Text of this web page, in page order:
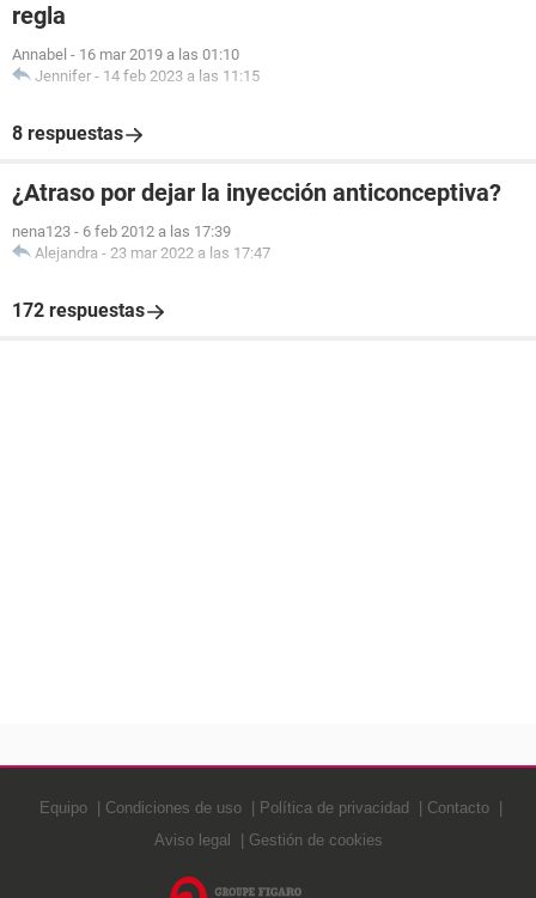
regla
Annabel - 16 mar 2019 a las 01:10
Jennifer - 14 feb 2023 a las 11:15
8 respuestas
¿Atraso por dejar la inyección anticonceptiva?
nena123 - 6 feb 2012 a las 17:39
Alejandra - 23 mar 2022 a las 17:47
172 respuestas
Equipo Condiciones de uso Política de privacidad
Contacto
Aviso legal
Gestión de cookies